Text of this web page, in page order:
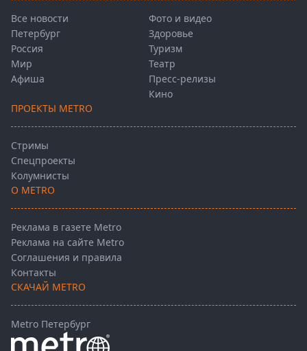
Все новости
Петербург
Россия
Мир
Афиша
Фото и видео
Здоровье
Туризм
Театр
Пресс-релизы
Кино
ПРОЕКТЫ METRO
Стримы
Спецпроекты
Колумнисты
О METRO
Реклама в газете Metro
Реклама на сайте Metro
Соглашения и правила
Контакты
СКАЧАЙ METRO
Metro Петербург